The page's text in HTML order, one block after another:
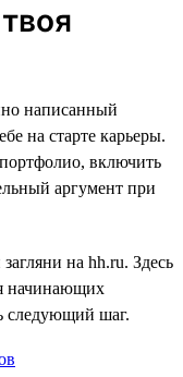
написанный
на старте карьеры.
включить
аргумент при
на hh.ru. Здесь
начинающих
следующий шаг.